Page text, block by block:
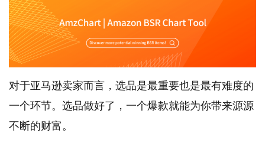
对于亚马逊卖家而言，选品是最重要也是最有难度的
一个环节。选品做好了，一个爆款就能为你带来源源
不断的财富。